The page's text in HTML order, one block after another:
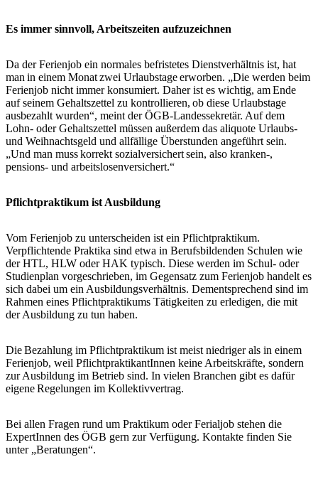
Es immer sinnvoll, Arbeitszeiten aufzuzeichnen
Da der Ferienjob ein normales befristetes Dienstverhältnis ist, hat
man in einem Monat zwei Urlaubstage erworben. „Die werden beim
Ferienjob nicht immer konsumiert. Daher ist es wichtig, am Ende
auf seinem Gehaltszettel zu kontrollieren, ob diese Urlaubstage
ausbezahlt wurden“, meint der ÖGB-Landessekretär. Auf dem
Lohn- oder Gehaltszettel müssen außerdem das aliquote Urlaubs-
und Weihnachtsgeld und allfällige Überstunden angeführt sein.
„Und man muss korrekt sozialversichert sein, also kranken-,
pensions- und arbeitslosenversichert.“
Pflichtpraktikum ist Ausbildung
Vom Ferienjob zu unterscheiden ist ein Pflichtpraktikum.
Verpflichtende Praktika sind etwa in Berufsbildenden Schulen wie
der HTL, HLW oder HAK typisch. Diese werden im Schul- oder
Studienplan vorgeschrieben, im Gegensatz zum Ferienjob handelt es
sich dabei um ein Ausbildungsverhältnis. Dementsprechend sind im
Rahmen eines Pflichtpraktikums Tätigkeiten zu erledigen, die mit
der Ausbildung zu tun haben.
Die Bezahlung im Pflichtpraktikum ist meist niedriger als in einem
Ferienjob, weil PflichtpraktikantInnen keine Arbeitskräfte, sondern
zur Ausbildung im Betrieb sind. In vielen Branchen gibt es dafür
eigene Regelungen im Kollektivvertrag.
Bei allen Fragen rund um Praktikum oder Ferialjob stehen die
ExpertInnen des ÖGB gern zur Verfügung. Kontakte finden Sie
unter „Beratungen“.